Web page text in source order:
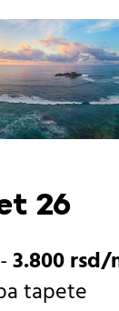
26
-3.800rsd
tapete